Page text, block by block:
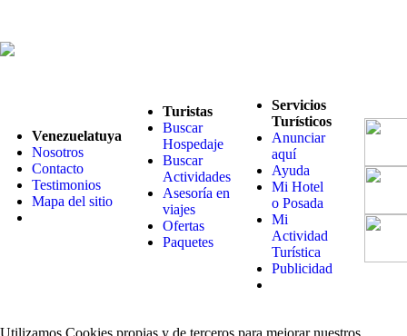
Venezuelatuya
Nosotros
Contacto
Testimonios
Mapa del sitio
Turistas
Buscar
Hospedaje
Buscar
Actividades
Asesoría en
viajes
Ofertas
Paquetes
Servicios
Turísticos
Anunciar
aquí
Ayuda
Mi Hotel
o Posada
Mi
Actividad
Turística
Publicidad
Utilizamos Cookies propias y de terceros para mejorar nuestros